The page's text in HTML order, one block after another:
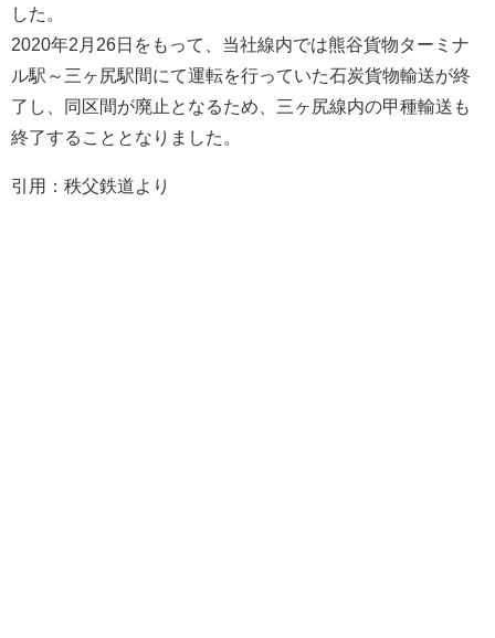
した。
2020年2月26日をもって、当社線内では熊谷貨物ターミナ
ル駅～三ヶ尻駅間にて運転を行っていた石炭貨物輸送が終
了し、同区間が廃止となるため、三ヶ尻線内の甲種輸送も
終了することとなりました。
引用：秩父鉄道より